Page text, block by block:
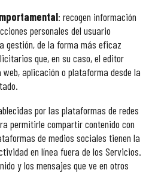
: recogen información
personales del usuario
gestión, de la forma más eficaz
que, en su caso, el editor
aplicación o plataforma desde la
por las plataformas de redes
permitirle compartir contenido con
de medios sociales tienen la
en línea fuera de los Servicios.
y los mensajes que ve en otros